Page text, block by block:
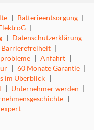
| Batterieentsorgung |
|
| Datenschutzerklärung
Barrierefreiheit |
| Anfahrt |
| 60 Monate Garantie |
im Überblick |
| Unternehmer werden |
|